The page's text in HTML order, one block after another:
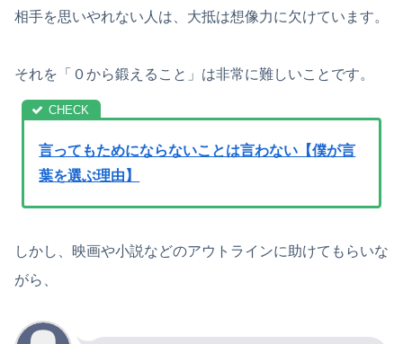
相手を思いやれない人は、大抵は想像力に欠けています。
それを「０から鍛えること」は非常に難しいことです。
言ってもためにならないことは言わない【僕が言
葉を選ぶ理由】
しかし、映画や小説などのアウトラインに助けてもらいな
がら、